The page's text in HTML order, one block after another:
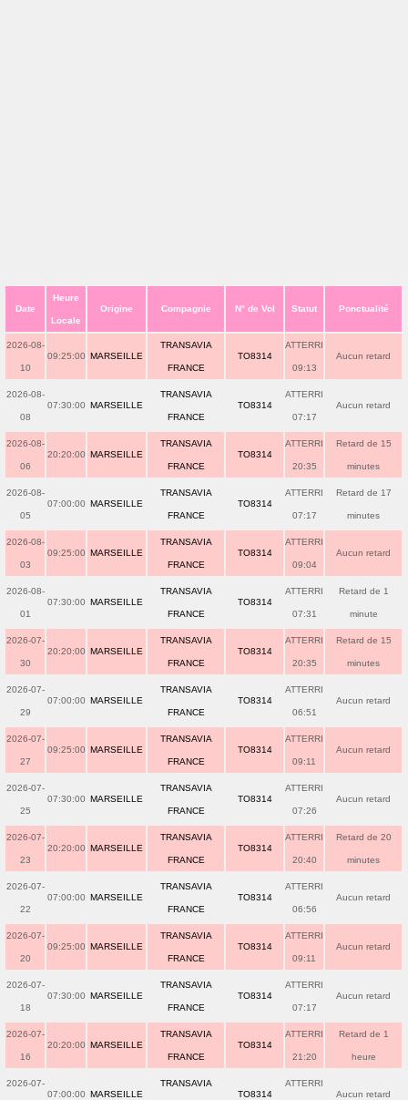
Date
Heure
Locale
Origine Compagnie N° de Vol Statut Ponctualité
2026-08-
10
09:25:00 MARSEILLE
TRANSAVIA
FRANCE
TO8314
ATTERRI
09:13
Aucun retard
2026-08-
08
07:30:00 MARSEILLE
TRANSAVIA
FRANCE
TO8314
ATTERRI
07:17
Aucun retard
2026-08-
06
20:20:00 MARSEILLE
TRANSAVIA
FRANCE
TO8314
ATTERRI
20:35
Retard de 15
minutes
2026-08-
05
07:00:00 MARSEILLE
TRANSAVIA
FRANCE
TO8314
ATTERRI
07:17
Retard de 17
minutes
2026-08-
03
09:25:00 MARSEILLE
TRANSAVIA
FRANCE
TO8314
ATTERRI
09:04
Aucun retard
2026-08-
01
07:30:00 MARSEILLE
TRANSAVIA
FRANCE
TO8314
ATTERRI
07:31
Retard de 1
minute
2026-07-
30
20:20:00 MARSEILLE
TRANSAVIA
FRANCE
TO8314
ATTERRI
20:35
Retard de 15
minutes
2026-07-
29
07:00:00 MARSEILLE
TRANSAVIA
FRANCE
TO8314
ATTERRI
06:51
Aucun retard
2026-07-
27
09:25:00 MARSEILLE
TRANSAVIA
FRANCE
TO8314
ATTERRI
09:11
Aucun retard
2026-07-
25
07:30:00 MARSEILLE
TRANSAVIA
FRANCE
TO8314
ATTERRI
07:26
Aucun retard
2026-07-
23
20:20:00 MARSEILLE
TRANSAVIA
FRANCE
TO8314
ATTERRI
20:40
Retard de 20
minutes
2026-07-
22
07:00:00 MARSEILLE
TRANSAVIA
FRANCE
TO8314
ATTERRI
06:56
Aucun retard
2026-07-
20
09:25:00 MARSEILLE
TRANSAVIA
FRANCE
TO8314
ATTERRI
09:11
Aucun retard
2026-07-
18
07:30:00 MARSEILLE
TRANSAVIA
FRANCE
TO8314
ATTERRI
07:17
Aucun retard
2026-07-
16
20:20:00 MARSEILLE
TRANSAVIA
FRANCE
TO8314
ATTERRI
21:20
Retard de 1
heure
2026-07-
07:00:00 MARSEILLE
TRANSAVIA
TO8314
ATTERRI
Aucun retard